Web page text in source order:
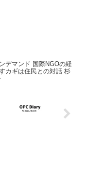
デマンド 国際NGOの経
カギは住民との対話 杉